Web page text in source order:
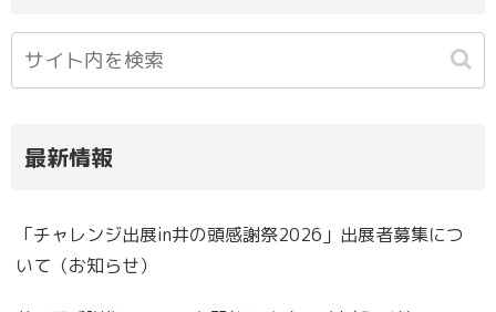
最新情報
「チャレンジ出展in井の頭感謝祭2026」出展者募集につ
いて（お知らせ）